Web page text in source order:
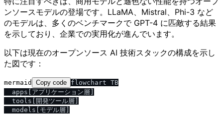
ンソースモデルの登場です。LLaMA、Mistral、Phi-3 など
のモデルは、多くのベンチマークで GPT-4 に匹敵する結果
を示しており、企業での実用化が進んでいます。
以下は現在のオープンソース AI 技術スタックの構成を示し
た図です：
mermaid Copy code flowchart TB
  apps[アプリケーション層]
  tools[開発ツール層]
  models[モデル層]